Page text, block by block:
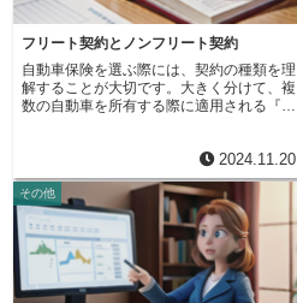
で、これにより、保障は継続されます。長
期間の保障が必要な生命保険では、万一の
際に備えることができますので、これは非
常にありがたい仕組みです。例えば、急な
病気で入院費用が必要になった場合、保険
料の支払いが滞っていても、自動振替貸付
のことがあった場合にも、遺族への保障が
途切れる心配はありません。ただし、この
制度を利用するには、解約返戻金があるこ
とが必要です。また、立て替えられた保険
料には利息がつきますので、後で支払う必
要があります。しかし、保険契約が失効し
て保障がなくなってしまうことを考えれ
ば、自動振替貸付は加入者にとって心強い
フリート契約とノンフリート契約
自動車保険を選ぶ際には、契約の種類を理
解することが大切です。大きく分けて、複
数の自動車を所有する際に適用される『ま
ります。この二つの契約の違いは、保険料
の計算方法や契約内容に影響を及ぼします
ので、ご自身の状況に合った契約を選ぶこ
とが、無駄な出費を抑え、必要な保障を確
保する上で重要です。まず、『まとめて契
約』は、主に事業用などで複数台の自動車
を保有している場合に選ばれる契約です。
この契約の最大のメリットは、所有する自
2024.11.20
その他